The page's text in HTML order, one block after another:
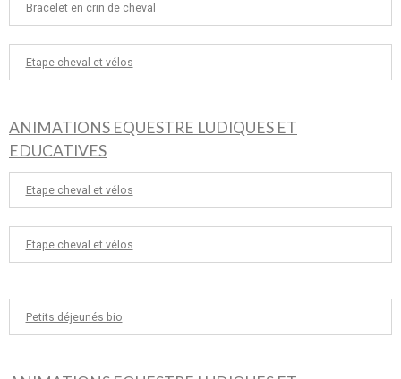
Bracelet en crin de cheval
Etape cheval et vélos
ANIMATIONS EQUESTRE LUDIQUES ET
EDUCATIVES
Etape cheval et vélos
Etape cheval et vélos
Petits déjeunés bio